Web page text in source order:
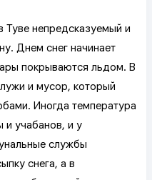
Туве непредсказуемый и
Днем снег начинает
покрываются льдом. В
и мусор, который
Иногда температура
и учабанов, и у
службы
снега, а в